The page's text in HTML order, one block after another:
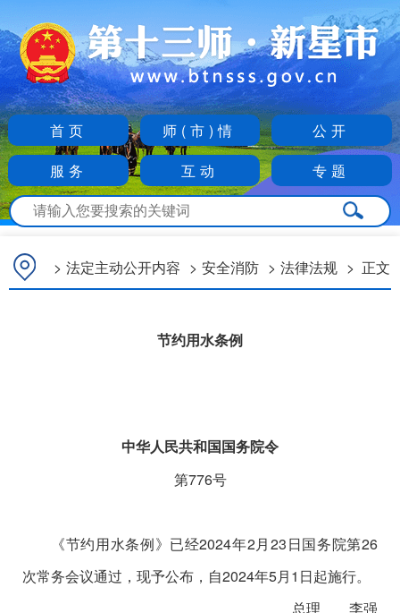
首页 师(市)情
公开
服务
互动 专题
> 法定主动公开内容 > 安全消防 > 法律法规 > 正文
节约用水条例
中华人民共和国国务院令
第776号
《节约用水条例》已经2024年2月23日国务院第26
次常务会议通过，现予公布，自2024年5月1日起施行。
总理 李强